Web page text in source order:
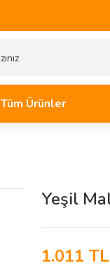
Tüm Ürünler
Yeşil
1.011 TL